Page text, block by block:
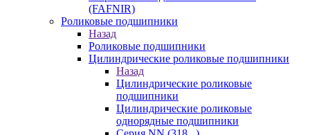
(FAFNIR)
Роликовые подшипники
Назад
Роликовые подшипники
Цилиндрические роликовые подшипники
Назад
Цилиндрические роликовые
подшипники
Цилиндрические роликовые
однорядные подшипники